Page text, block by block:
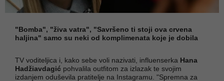
"Bomba", "živa vatra", "Savršeno ti stoji ova crvena
haljina" samo su neki od komplimenata koje je dobila
TV voditeljica i, kako sebe voli nazivati, influenserka Hana
Hadžiavdagić pohvalila outfitom za izlazak te svojim
izdanjem oduševila pratitelje na Instagramu. "Spremna za